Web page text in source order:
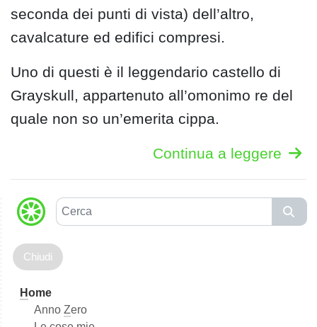
seconda dei punti di vista) dell’altro,
cavalcature ed edifici compresi.
Uno di questi è il leggendario castello di
Grayskull, appartenuto all’omonimo re del
quale non so un’emerita cippa.
Continua a leggere
C
e
c
Home
Anno Zero